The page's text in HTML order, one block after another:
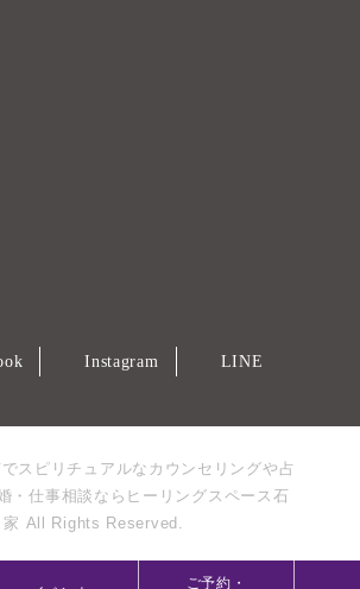
ご予約・
Instagram LINE
スピリチュアルなカウンセリングや占
・仕事相談ならヒーリングスペース石
家 All Rights Reserved.